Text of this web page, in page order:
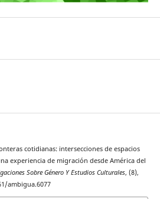
cotidianas: intersecciones de espacios
experiencia de migración desde América del
Sobre Género Y Estudios Culturales, (8),
ambigua.6077